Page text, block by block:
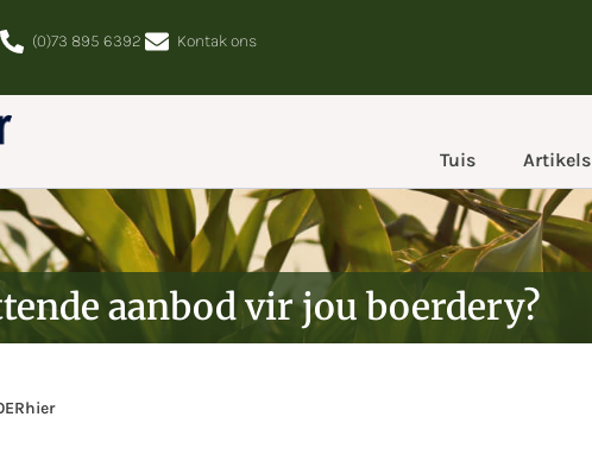
(0)73 895 6392 Kontak ons
Tuis Artikels
aanbod vir jou boerdery?